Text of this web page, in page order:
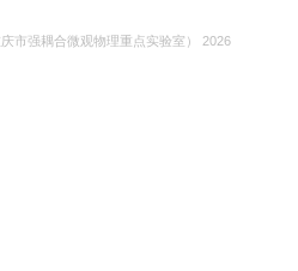
市强耦合微观物理重点实验室） 2026